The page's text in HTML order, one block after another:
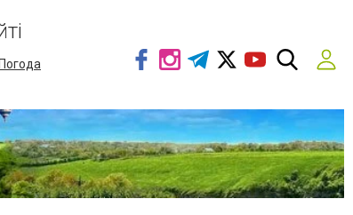
Погода